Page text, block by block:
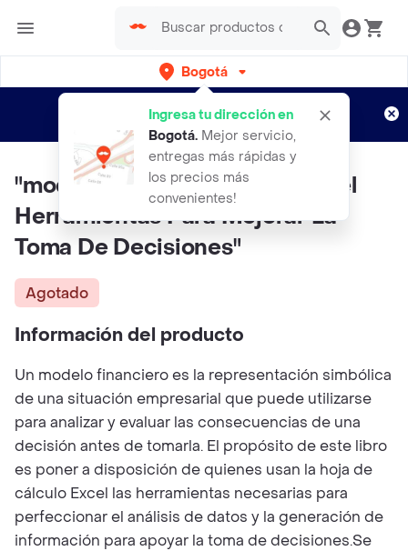
Bogotá
Ingresa tu dirección en
Bogotá. Mejor servicio,
entregas más rápidas y
los precios más
convenientes!
envíos gratis por semanas
Aplican TyC
"modelos Financieros Con Excel
Herramientas Para Mejorar La
Toma De Decisiones"
Agotado
Información del producto
Un modelo financiero es la representación simbólica
de una situación empresarial que puede utilizarse
para analizar y evaluar las consecuencias de una
decisión antes de tomarla. El propósito de este libro
es poner a disposición de quienes usan la hoja de
cálculo Excel las herramientas necesarias para
perfeccionar el análisis de datos y la generación de
información para apoyar la toma de decisiones.Se